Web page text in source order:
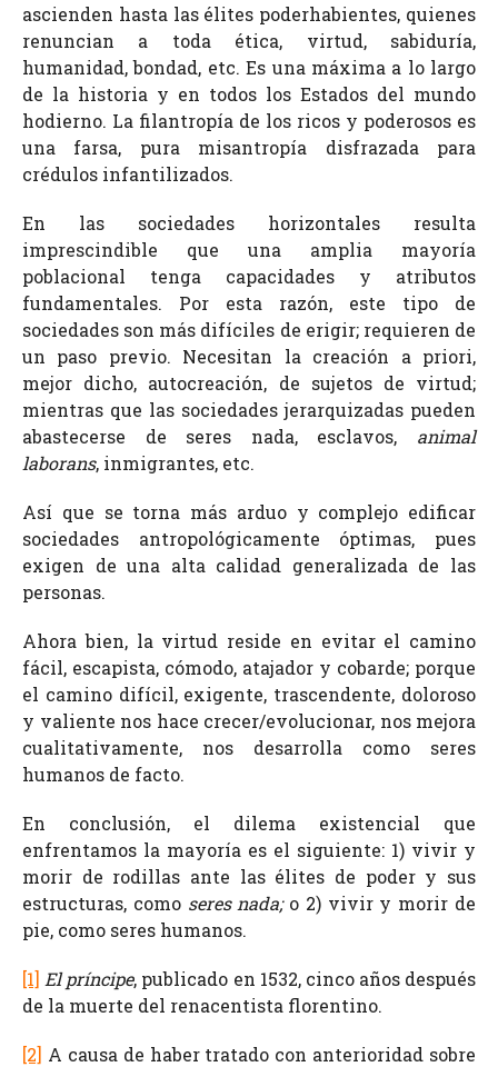
ascienden hasta las élites poderhabientes, quienes
renuncian a toda ética, virtud, sabiduría,
humanidad, bondad, etc. Es una máxima a lo largo
de la historia y en todos los Estados del mundo
hodierno. La filantropía de los ricos y poderosos es
una farsa, pura misantropía disfrazada para
crédulos infantilizados.
En las sociedades horizontales resulta
imprescindible que una amplia mayoría
poblacional tenga capacidades y atributos
fundamentales. Por esta razón, este tipo de
sociedades son más difíciles de erigir; requieren de
un paso previo. Necesitan la creación a priori,
mejor dicho, autocreación, de sujetos de virtud;
mientras que las sociedades jerarquizadas pueden
abastecerse de seres nada, esclavos, animal
laborans, inmigrantes, etc.
Así que se torna más arduo y complejo edificar
sociedades antropológicamente óptimas, pues
exigen de una alta calidad generalizada de las
personas.
Ahora bien, la virtud reside en evitar el camino
fácil, escapista, cómodo, atajador y cobarde; porque
el camino difícil, exigente, trascendente, doloroso
y valiente nos hace crecer/evolucionar, nos mejora
cualitativamente, nos desarrolla como seres
humanos de facto.
En conclusión, el dilema existencial que
enfrentamos la mayoría es el siguiente: 1) vivir y
morir de rodillas ante las élites de poder y sus
estructuras, como seres nada;o 2) vivir y morir de
pie, como seres humanos.
[1] El príncipe, publicado en 1532, cinco años después
de la muerte del renacentista florentino.
[2] A causa de haber tratado con anterioridad sobre